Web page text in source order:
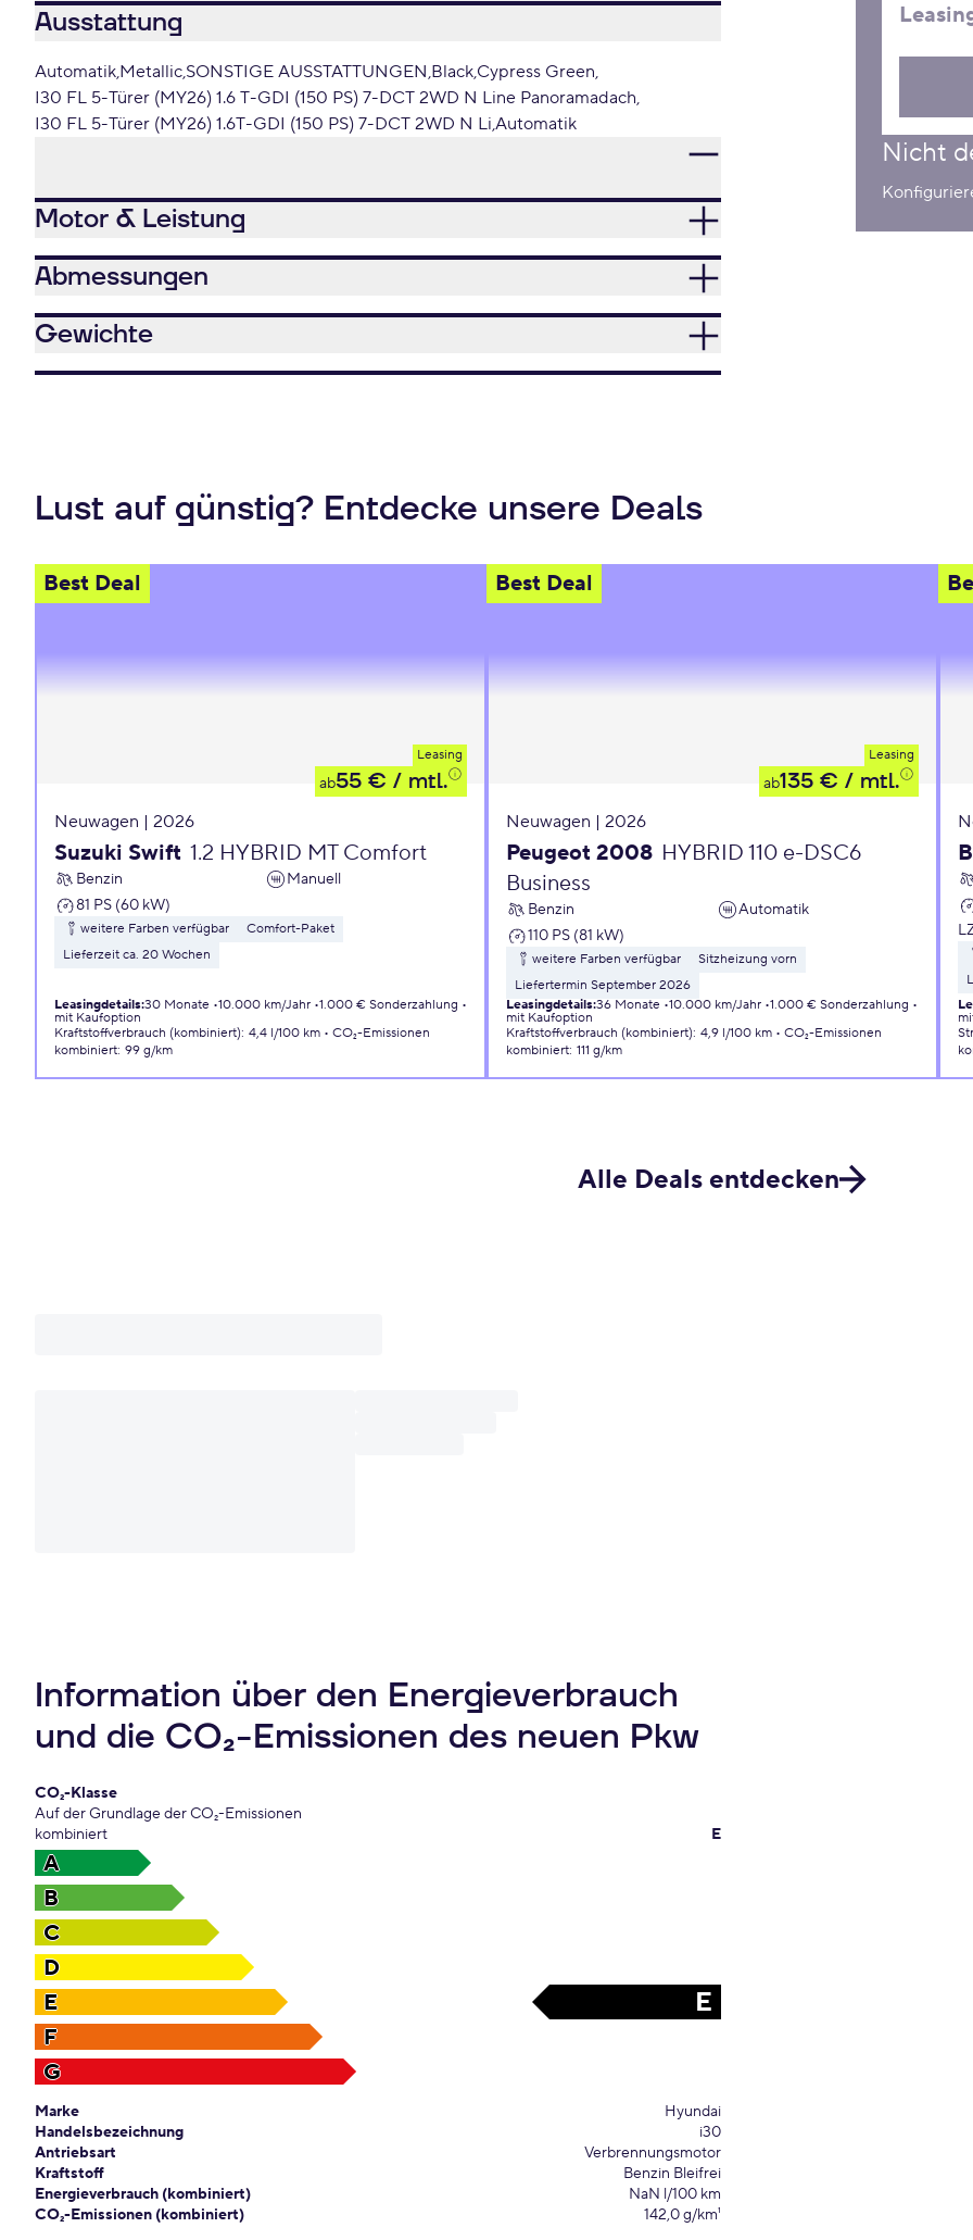
Nicht
Ausstattung
Automatik Metallic SONSTIGE AUSSTATTUNGEN Black Cypress Green
I30 FL 5-Türer (MY26) 1.6 T-GDI (150 PS) 7-DCT 2WD N Line Panoramadach
I30 FL 5-Türer (MY26) 1.6T-GDI (150 PS) 7-DCT 2WD N Li Automatik
Motor & Leistung
Abmessungen
Gewichte
Lust auf günstig? Entdecke unsere Deals
Best Deal
Leasing
ab55 € / mtl.
Neuwagen | 2026
Suzuki Swift 1.2 HYBRID MT Comfort
Benzin
Manuell
81 PS (60 kW)
weitere Farben verfügbar
Comfort-Paket
Lieferzeit ca. 20 Wochen
Leasingdetails:30 Monate 10.000 km/Jahr 1.000 € Sonderzahlung
mit Kaufoption
Kraftstoffverbrauch (kombiniert): 4,4 l/100 km
CO₂-Emissionen
kombiniert: 99 g/km
Best Deal
Leasing
ab135 € / mtl.
Neuwagen | 2026
Peugeot 2008 HYBRID 110 e-DSC6
Business
Benzin
Automatik
110 PS (81 kW)
weitere Farben verfügbar
Sitzheizung vorn
Liefertermin September 2026
Leasingdetails:36 Monate 10.000 km/Jahr 1.000 € Sonderzahlung
mit Kaufoption
Kraftstoffverbrauch (kombiniert): 4,9 l/100 km
CO₂-Emissionen
kombiniert: 111 g/km
Alle Deals entdecken
Information über den Energieverbrauch
und die CO₂-Emissionen des neuen Pkw
CO₂-Klasse
Auf der Grundlage der CO₂-Emissionen
kombiniert
E
A
B
C
D
E
E
F
G
Marke
Hyundai
Handelsbezeichnung
i30
Antriebsart
Verbrennungsmotor
Kraftstoff
Benzin Bleifrei
Energieverbrauch (kombiniert)
NaN l/100 km
CO₂-Emissionen (kombiniert)
142,0 g/km¹